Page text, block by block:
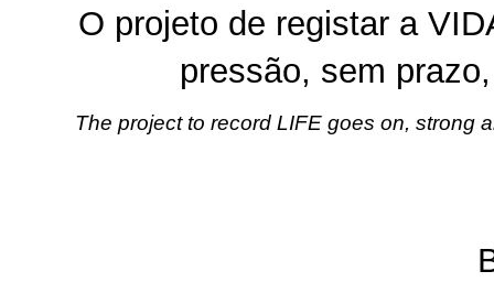
O projeto de registar a
pressão, sem
The project to record LIFE goes on, strong